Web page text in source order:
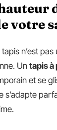
votre
tapis n’est
Un tapis à
et se
s’adapte